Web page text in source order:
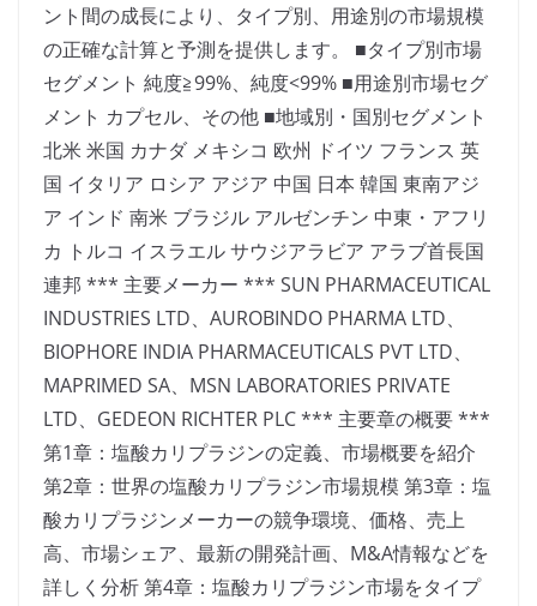
ント間の成長により、タイプ別、用途別の市場規模
の正確な計算と予測を提供します。 ■タイプ別市場
セグメント 純度≧99%、純度<99% ■用途別市場セグ
メント カプセル、その他 ■地域別・国別セグメント
北米 米国 カナダ メキシコ 欧州 ドイツ フランス 英
国 イタリア ロシア アジア 中国 日本 韓国 東南アジ
ア インド 南米 ブラジル アルゼンチン 中東・アフリ
カ トルコ イスラエル サウジアラビア アラブ首長国
連邦 *** 主要メーカー *** SUN PHARMACEUTICAL
INDUSTRIES LTD、AUROBINDO PHARMA LTD、
BIOPHORE INDIA PHARMACEUTICALS PVT LTD、
MAPRIMED SA、MSN LABORATORIES PRIVATE
LTD、GEDEON RICHTER PLC *** 主要章の概要 ***
第1章：塩酸カリプラジンの定義、市場概要を紹介
第2章：世界の塩酸カリプラジン市場規模 第3章：塩
酸カリプラジンメーカーの競争環境、価格、売上
高、市場シェア、最新の開発計画、M&A情報などを
詳しく分析 第4章：塩酸カリプラジン市場をタイプ